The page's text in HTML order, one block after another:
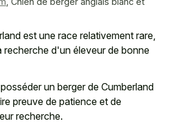
est une race relativement rare,
recherche d'un éleveur de bonne
un berger de Cumberland
preuve de patience et de
recherche.